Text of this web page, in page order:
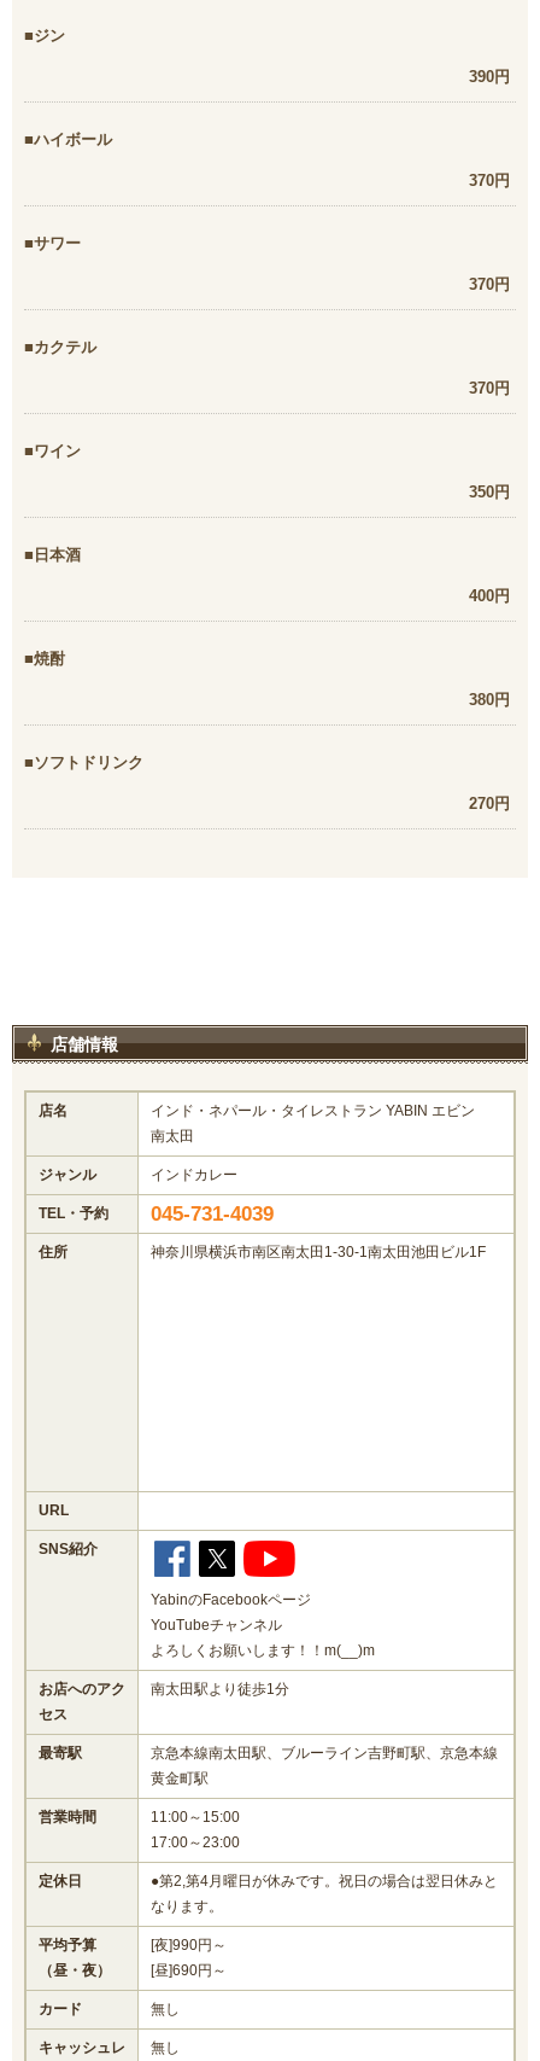
ジン
390円
ハイボール
370円
サワー
370円
カクテル
370円
ワイン
350円
日本酒
400円
焼酎
380円
ソフトドリンク
270円
店舗情報
店名
インド・ネパール・タイレストラン YABIN エビン
南太田
ジャンル インドカレー
TEL・予約 045-731-4039
住所 神奈川県横浜市南区南太田1-30-1南太田池田ビル1F
URL
SNS紹介
YabinのFacebookページ
YouTubeチャンネル
よろしくお願いします！！m(__)m
お店へのアク
セス
南太田駅より徒歩1分
最寄駅
京急本線南太田駅、ブルーライン吉野町駅、京急本線
黄金町駅
営業時間
11:00～15:00
17:00～23:00
定休日
●第2,第4月曜日が休みです。祝日の場合は翌日休みと
なります。
平均予算
（昼・夜）
[夜]990円～
[昼]690円～
カード 無し
キャッシュレ 無し